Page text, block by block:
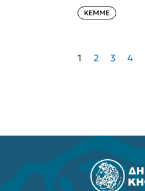
ΚΕΜΜΕ
1 2 3 4